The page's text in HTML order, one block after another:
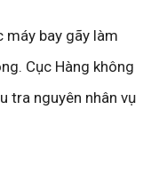
máy bay gãy làm
Cục Hàng không
tra nguyên nhân vụ